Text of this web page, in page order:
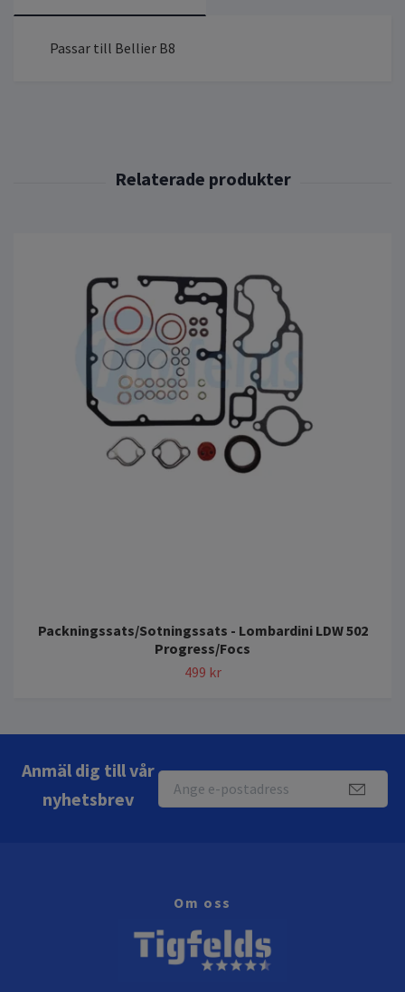
Passar till Bellier B8
Packningssats/Sotningssats - Lombardini LDW 502
Progress/Focs
499 kr
Anmäl dig till vår
nyhetsbrev
Om oss